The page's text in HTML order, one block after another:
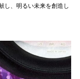
し、明るい未来を創造し